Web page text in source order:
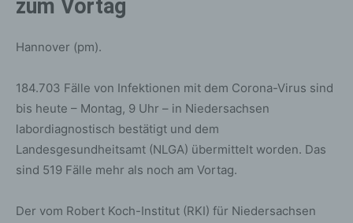
zum Vortag
Hannover (pm).
184.703 Fälle von Infektionen mit dem Corona-Virus sind
bis heute – Montag, 9 Uhr – in Niedersachsen
labordiagnostisch bestätigt und dem
Landesgesundheitsamt (NLGA) übermittelt worden. Das
sind 519 Fälle mehr als noch am Vortag.
Der vom Robert Koch-Institut (RKI) für Niedersachsen